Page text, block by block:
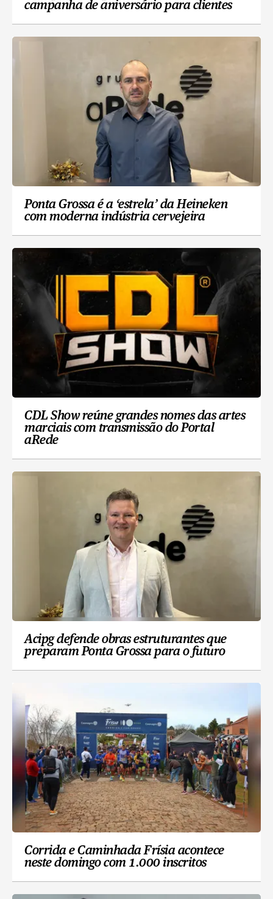
campanha de aniversário para clientes
Ponta Grossa é a ‘estrela’ da Heineken
com moderna indústria cervejeira
CDL Show reúne grandes nomes das artes
marciais com transmissão do Portal
aRede
Acipg defende obras estruturantes que
preparam Ponta Grossa para o futuro
Corrida e Caminhada Frísia acontece
neste domingo com 1.000 inscritos